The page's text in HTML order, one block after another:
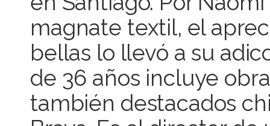
magnate textil, el
bellas lo llevó a su
de 36 años incluye
también destacados